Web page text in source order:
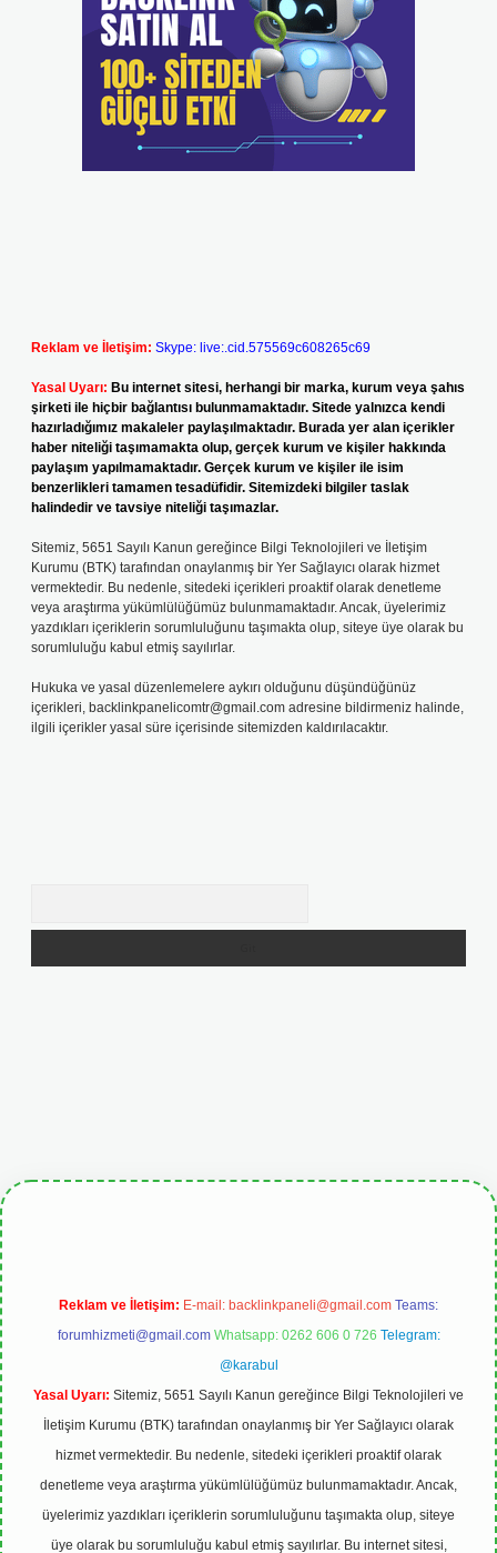
Reklam ve İletişim: Skype: live:.cid.575569c608265c69
Yasal Uyarı: Bu internet sitesi, herhangi bir marka, kurum veya şahıs
şirketi ile hiçbir bağlantısı bulunmamaktadır. Sitede yalnızca kendi
hazırladığımız makaleler paylaşılmaktadır. Burada yer alan içerikler
haber niteliği taşımamakta olup, gerçek kurum ve kişiler hakkında
paylaşım yapılmamaktadır. Gerçek kurum ve kişiler ile isim
benzerlikleri tamamen tesadüfidir. Sitemizdeki bilgiler taslak
halindedir ve tavsiye niteliği taşımazlar.
Sitemiz, 5651 Sayılı Kanun gereğince Bilgi Teknolojileri ve İletişim
Kurumu (BTK) tarafından onaylanmış bir Yer Sağlayıcı olarak hizmet
vermektedir. Bu nedenle, sitedeki içerikleri proaktif olarak denetleme
veya araştırma yükümlülüğümüz bulunmamaktadır. Ancak, üyelerimiz
yazdıkları içeriklerin sorumluluğunu taşımakta olup, siteye üye olarak bu
sorumluluğu kabul etmiş sayılırlar.
Hukuka ve yasal düzenlemelere aykırı olduğunu düşündüğünüz
içerikleri, backlinkpanelicomtr@gmail.com adresine bildirmeniz halinde,
ilgili içerikler yasal süre içerisinde sitemizden kaldırılacaktır.
Reklam ve İletişim: E-mail: backlinkpaneli@gmail.com Teams:
forumhizmeti@gmail.com Whatsapp: 0262 606 0 726 Telegram:
@karabul
Yasal Uyarı: Sitemiz, 5651 Sayılı Kanun gereğince Bilgi Teknolojileri ve
İletişim Kurumu (BTK) tarafından onaylanmış bir Yer Sağlayıcı olarak
hizmet vermektedir. Bu nedenle, sitedeki içerikleri proaktif olarak
denetleme veya araştırma yükümlülüğümüz bulunmamaktadır. Ancak,
üyelerimiz yazdıkları içeriklerin sorumluluğunu taşımakta olup, siteye
üye olarak bu sorumluluğu kabul etmiş sayılırlar. Bu internet sitesi,